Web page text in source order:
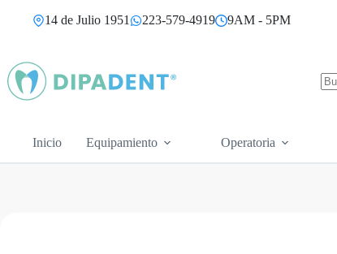
14 de Julio 1951 223-579-4919 9AM - 5PM
Inicio Equipamiento Operatoria